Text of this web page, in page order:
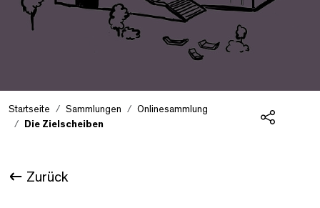
Startseite Sammlungen
Onlinesammlung
Die Zielscheiben
Zurück